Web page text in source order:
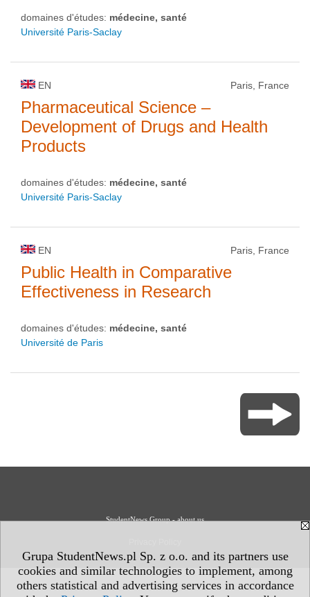
Grupa StudentNews.pl Sp. z o.o. and its partners use
cookies and similar technologies to implement, among
others statistical and advertising services in accordance
domaines d'études: médecine, santé
Université Paris-Saclay
EN Paris, France
Pharmaceutical Science –
Development of Drugs and Health
Products
domaines d'études: médecine, santé
Université Paris-Saclay
EN Paris, France
Public Health in Comparative
Effectiveness in Research
domaines d'études: médecine, santé
Université de Paris
StudentNews Group - about us